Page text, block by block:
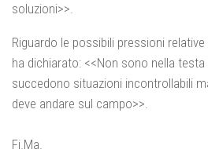
soluzioni>>.
Riguardo le possibili pressioni
ha dichiarato: <<Non sono nella
succedono situazioni incontrollabili
deve andare sul campo>>.
Fi.Ma.